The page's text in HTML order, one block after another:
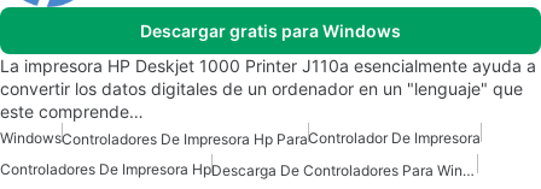
Descargar gratis para Windows
La impresora HP Deskjet 1000 Printer J110a esencialmente ayuda a
convertir los datos digitales de un ordenador en un "lenguaje" que
este comprende…
WindowsControladores De Impresora Hp ParaControlador De Impresora
Controladores De Impresora Hp
Descarga De Controladores Para Windows